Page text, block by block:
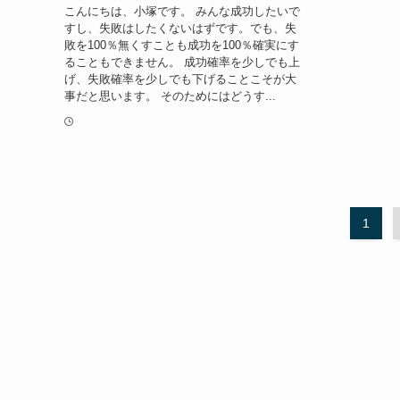
こんにちは、小塚です。 みんな成功したいで
すし、失敗はしたくないはずです。でも、失
敗を100％無くすことも成功を100％確実にす
ることもできません。 成功確率を少しでも上
げ、失敗確率を少しでも下げることこそが大
事だと思います。 そのためにはどうす...
1